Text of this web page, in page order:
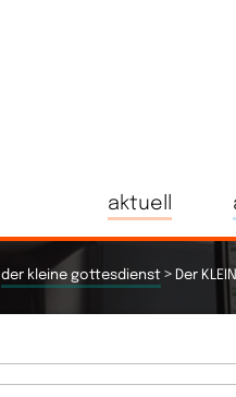
aktuell
der kleine gottesdienst > Der